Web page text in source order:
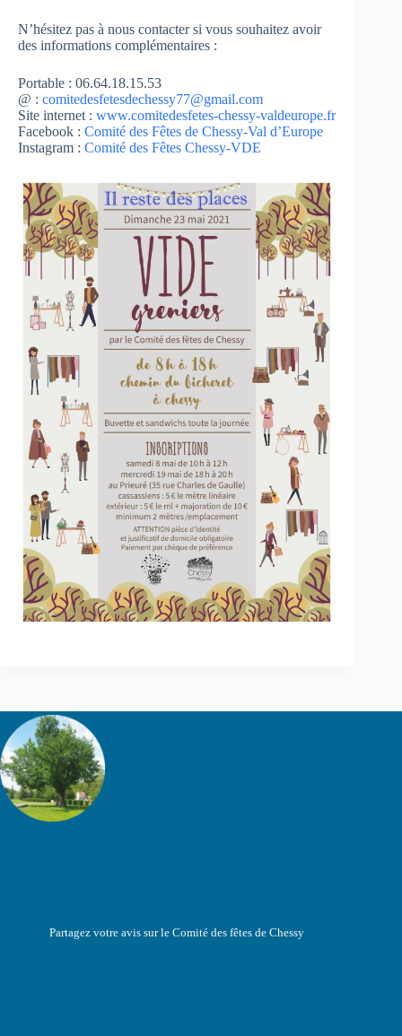
N’hésitez pas à nous contacter si vous souhaitez avoir
des informations complémentaires :
Portable : 06.64.18.15.53
@ : comitedesfetesdechessy77@gmail.com
Site internet : www.comitedesfetes-chessy-valdeurope.fr
Facebook : Comité des Fêtes de Chessy-Val d’Europe
Instagram : Comité des Fêtes Chessy-VDE
Partagez votre avis sur le Comité des fêtes de Chessy